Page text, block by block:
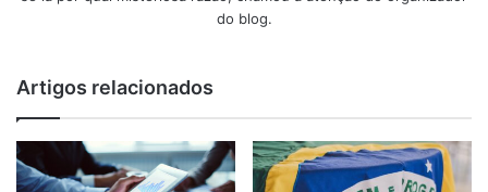
do blog.
Artigos relacionados